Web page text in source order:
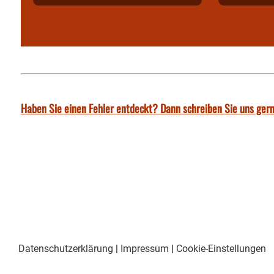
Haben Sie einen Fehler entdeckt? Dann schreiben Sie uns
Datenschutzerklärung | Impressum | Cookie-Einstellungen